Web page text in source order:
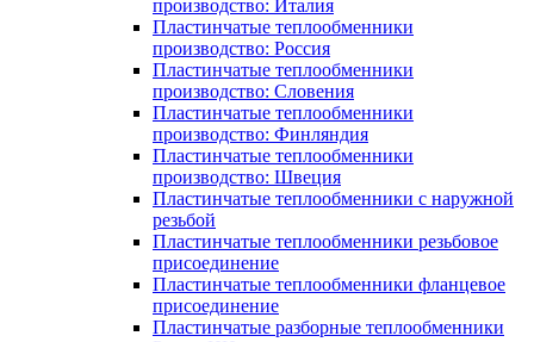
производство: Италия
Пластинчатые теплообменники
производство: Россия
Пластинчатые теплообменники
производство: Словения
Пластинчатые теплообменники
производство: Финляндия
Пластинчатые теплообменники
производство: Швеция
Пластинчатые теплообменники с наружной
резьбой
Пластинчатые теплообменники резьбовое
присоединение
Пластинчатые теплообменники фланцевое
присоединение
Пластинчатые разборные теплообменники